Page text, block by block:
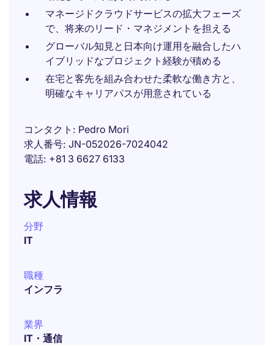
マネージドクラウドサービスの拡大フェーズ
で、将来のリード・マネジメントを担える
グローバル知見と日本向け運用を融合したハ
イブリッドなプロジェクト経験が積める
在宅と客先を組み合わせた柔軟な働き方と、
明確なキャリアパスが用意されている
コンタクト
Pedro Mori
求人番号 JN-052026-7024042
電話 +81 3 6627 6133
求人情報
分野
IT
職種
インフラ
業界
IT・通信